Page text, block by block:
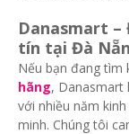
Danasmart –
tín tại Đà
Nếu bạn đang tìm
hãng, Danasmart
với nhiều năm
minh. Chúng tôi